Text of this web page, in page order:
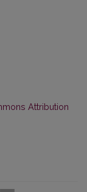
Attribution